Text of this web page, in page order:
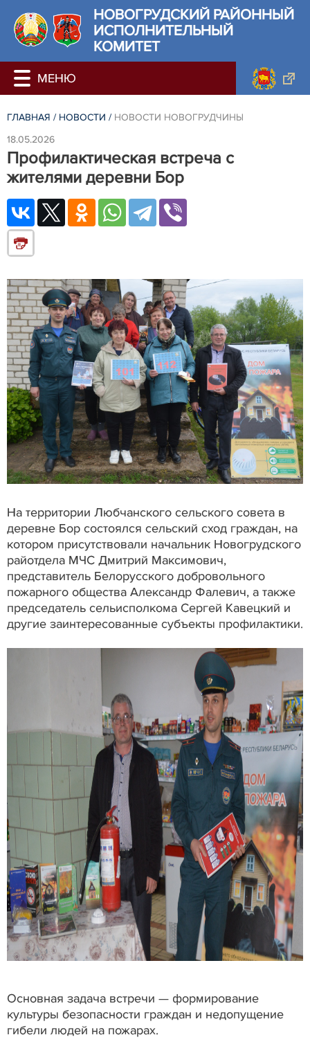
НОВОГРУДСКИЙ РАЙОННЫЙ
ИСПОЛНИТЕЛЬНЫЙ
КОМИТЕТ
ГЛАВНАЯ / НОВОСТИ / НОВОСТИ НОВОГРУДЧИНЫ
18.05.2026
Профилактическая встреча с
жителями деревни Бор
На территории Любчанского сельского совета в
деревне Бор состоялся сельский сход граждан, на
котором присутствовали начальник Новогрудского
райотдела МЧС Дмитрий Максимович,
представитель Белорусского добровольного
пожарного общества Александр Фалевич, а также
председатель сельисполкома Сергей Кавецкий и
другие заинтересованные субъекты профилактики.
Основная задача встречи — формирование
культуры безопасности граждан и недопущение
гибели людей на пожарах.